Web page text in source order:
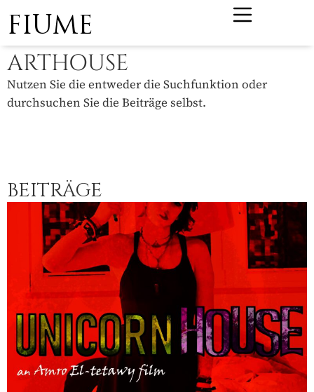
FIUME
ARTHOUSE
Nutzen Sie die entweder die Suchfunktion oder
durchsuchen Sie die Beiträge selbst.
BEITRÄGE